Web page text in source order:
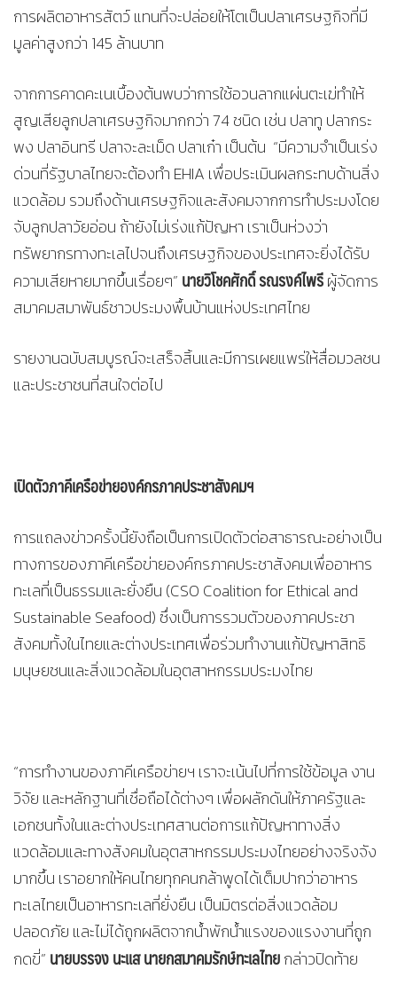
การผลิตอาหารสัตว์ แทนที่จะปล่อยให้โตเป็นปลาเศรษฐกิจที่มี
มูลค่าสูงกว่า 145 ล้านบาท
จากการคาดคะเนเบื้องต้นพบว่าการใช้อวนลากแผ่นตะเฆ่ทำให้
สูญเสียลูกปลาเศรษฐกิจมากกว่า 74 ชนิด เช่น ปลาทู ปลากระ
พง ปลาอินทรี ปลาจะละเม็ด ปลาเก๋า เป็นต้น “มีความจำเป็นเร่ง
ด่วนที่รัฐบาลไทยจะต้องทำ EHIA เพื่อประเมินผลกระทบด้านสิ่ง
แวดล้อม รวมถึงด้านเศรษฐกิจและสังคมจากการทำประมงโดย
จับลูกปลาวัยอ่อน ถ้ายังไม่เร่งแก้ปัญหา เราเป็นห่วงว่า
ทรัพยากรทางทะเลไปจนถึงเศรษฐกิจของประเทศจะยิ่งได้รับ
ความเสียหายมากขึ้นเรื่อยๆ” นายวิโชคศักดิ์ รณรงค์ไพรีผู้จัดการ
สมาคมสมาพันธ์ชาวประมงพื้นบ้านแห่งประเทศไทย
รายงานฉบับสมบูรณ์จะเสร็จสิ้นและมีการเผยแพร่ให้สื่อมวลชน
และประชาชนที่สนใจต่อไป
เปิดตัวภาคีเครือข่ายองค์กรภาคประชาสังคมฯ
การแถลงข่าวครั้งนี้ยังถือเป็นการเปิดตัวต่อสาธารณะอย่างเป็น
ทางการของภาคีเครือข่ายองค์กรภาคประชาสังคมเพื่ออาหาร
ทะเลที่เป็นธรรมและยั่งยืน (CSO Coalition for Ethical and
Sustainable Seafood) ซึ่งเป็นการรวมตัวของภาคประชา
สังคมทั้งในไทยและต่างประเทศเพื่อร่วมทำงานแก้ปัญหาสิทธิ
มนุษยชนและสิ่งแวดล้อมในอุตสาหกรรมประมงไทย
“การทำงานของภาคีเครือข่ายฯ เราจะเน้นไปที่การใช้ข้อมูล งาน
วิจัย และหลักฐานที่เชื่อถือได้ต่างๆ เพื่อผลักดันให้ภาครัฐและ
เอกชนทั้งในและต่างประเทศสานต่อการแก้ปัญหาทางสิ่ง
แวดล้อมและทางสังคมในอุตสาหกรรมประมงไทยอย่างจริงจัง
มากขึ้น เราอยากให้คนไทยทุกคนกล้าพูดได้เต็มปากว่าอาหาร
ทะเลไทยเป็นอาหารทะเลที่ยั่งยืน เป็นมิตรต่อสิ่งแวดล้อม
ปลอดภัย และไม่ได้ถูกผลิตจากน้ำพักน้ำแรงของแรงงานที่ถูก
กดขี่” นายบรรจง นะแส นายกสมาคมรักษ์ทะเลไทยกล่าวปิดท้าย